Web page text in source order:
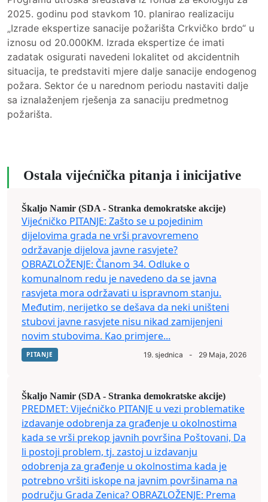
2025. godinu pod stavkom 10. planirao realizaciju
„Izrade ekspertize sanacije požarišta Crkvičko brdo“ u
iznosu od 20.000KM. Izrada ekspertize će imati
zadatak osigurati navedeni lokalitet od akcidentnih
situacija, te predstaviti mjere dalje sanacije endogenog
požara. Sektor će u narednom periodu nastaviti dalje
sa iznalaženjem rješenja za sanaciju predmetnog
požarišta.
Ostala vijećnička pitanja i inicijative
Škaljo Namir (SDA - Stranka demokratske akcije)
Vijećničko PITANJE: Zašto se u pojedinim
dijelovima grada ne vrši pravovremeno
održavanje dijelova javne rasvjete?
OBRAZLOŽENJE: Članom 34. Odluke o
komunalnom redu je navedeno da se javna
rasvjeta mora održavati u ispravnom stanju.
Međutim, nerijetko se dešava da neki uništeni
stubovi javne rasvjete nisu nikad zamijenjeni
novim stubovima. Kao primjere...
PITANJE 19. sjednica - 29 Maja, 2026
Škaljo Namir (SDA - Stranka demokratske akcije)
PREDMET: Vijećničko PITANJE u vezi problematike
izdavanje odobrenja za građenje u okolnostima
kada se vrši prekop javnih površina Poštovani, Da
li postoji problem, tj. zastoj u izdavanju
odobrenja za građenje u okolnostima kada je
potrebno vršiti iskope na javnim površinama na
području Grada Zenica? OBRAZLOŽENJE: Prema